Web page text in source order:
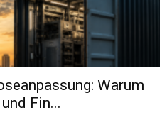
Warum
Fin...